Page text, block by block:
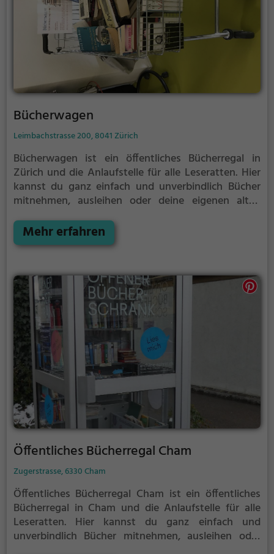
Bücherwagen
Leimbachstrasse 200, 8041 Zürich
Bücherwagen ist ein öffentliches Bücherregal in
Zürich und die Anlaufstelle für alle Leseratten. Hier
kannst du ganz einfach und unverbindlich Bücher
mitnehmen, ausleihen oder deine eigenen alten
gibt kein festes Sortiment, der Bestand wechselt
täglich.
Mehr erfahren
Öffentliches Bücherregal Cham
Zugerstrasse, 6330 Cham
Öffentliches Bücherregal Cham ist ein öffentliches
Bücherregal in Cham und die Anlaufstelle für alle
Leseratten. Hier kannst du ganz einfach und
unverbindlich Bücher mitnehmen, ausleihen oder